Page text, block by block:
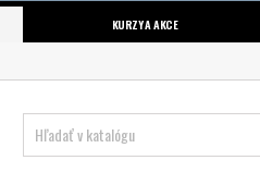
KURZY A AKCE